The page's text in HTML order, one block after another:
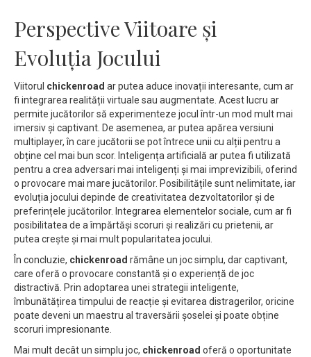
Perspective Viitoare și
Evoluția Jocului
Viitorul chickenroad ar putea aduce inovații interesante, cum ar
fi integrarea realității virtuale sau augmentate. Acest lucru ar
permite jucătorilor să experimenteze jocul într-un mod mult mai
imersiv și captivant. De asemenea, ar putea apărea versiuni
multiplayer, în care jucătorii se pot întrece unii cu alții pentru a
obține cel mai bun scor. Inteligența artificială ar putea fi utilizată
pentru a crea adversari mai inteligenți și mai imprevizibili, oferind
o provocare mai mare jucătorilor. Posibilitățile sunt nelimitate, iar
evoluția jocului depinde de creativitatea dezvoltatorilor și de
preferințele jucătorilor. Integrarea elementelor sociale, cum ar fi
posibilitatea de a împărtăși scoruri și realizări cu prietenii, ar
putea crește și mai mult popularitatea jocului.
În concluzie, chickenroad rămâne un joc simplu, dar captivant,
care oferă o provocare constantă și o experiență de joc
distractivă. Prin adoptarea unei strategii inteligente,
îmbunătățirea timpului de reacție și evitarea distragerilor, oricine
poate deveni un maestru al traversării șoselei și poate obține
scoruri impresionante.
Mai mult decât un simplu joc, chickenroad oferă o oportunitate